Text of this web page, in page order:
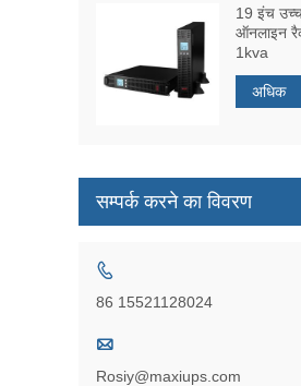
19 इंच
ऑनलाइन
1kva
अधिक
सम्पर्क करने का विवरण

86 15521128024

Rosiy@maxiups.com